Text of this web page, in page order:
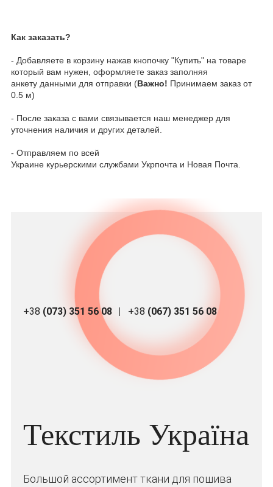
Как заказать?
- Добавляете в корзину нажав кнопочку "Купить" на товаре
который вам нужен, оформляете заказ заполняя
анкету данными для отправки (Важно! Принимаем заказ от
0.5 м)
- После заказа с вами связывается наш менеджер для
уточнения наличия и других деталей.
- Отправляем по всей
Украине курьерскими службами Укрпочта и Новая Почта.
+38 (073) 351 56 08 +38 (067) 351 56 08
Текстиль Україна
Большой ассортимент ткани для пошива